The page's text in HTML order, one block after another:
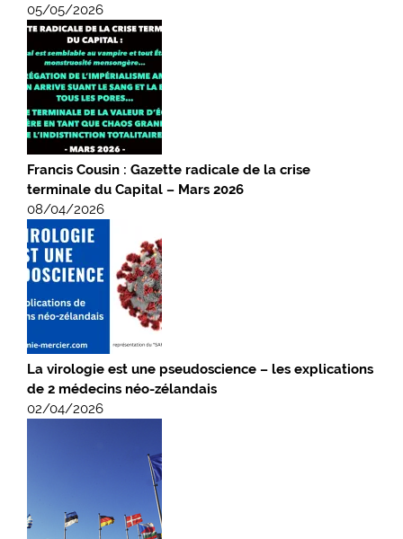
05/05/2026
Francis Cousin : Gazette radicale de la crise
terminale du Capital – Mars 2026
08/04/2026
La virologie est une pseudoscience – les explications
de 2 médecins néo-zélandais
02/04/2026